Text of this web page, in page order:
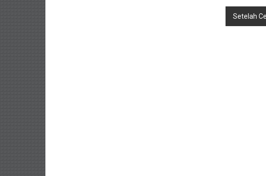
Setelah